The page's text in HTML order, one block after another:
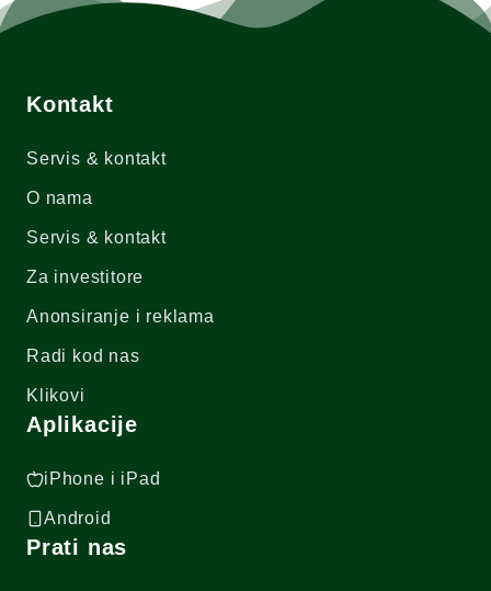
Kontakt
Servis & kontakt
O nama
Servis & kontakt
Za investitore
Anonsiranje i reklama
Radi kod nas
Klikovi
Aplikacije
iPhone i iPad
Android
Prati nas